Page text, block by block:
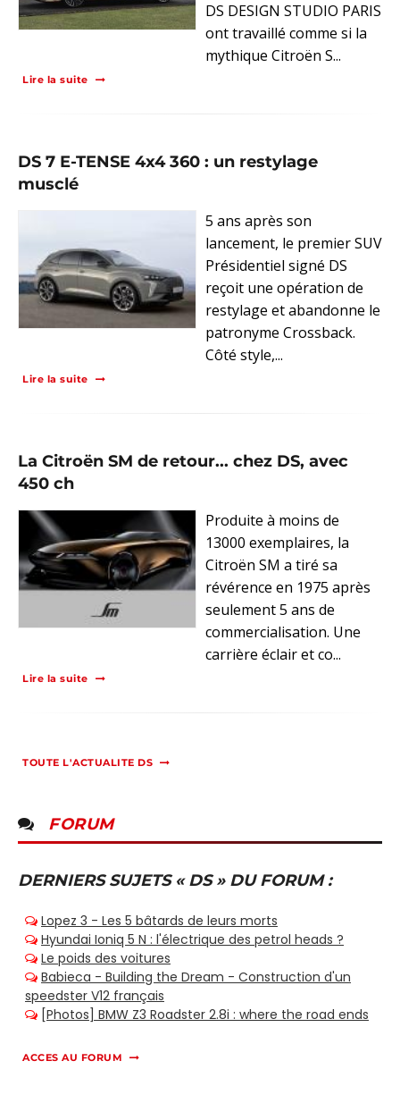
DS DESIGN STUDIO PARIS
ont travaillé comme si la
mythique Citroën S...
Lire la suite
DS 7 E-TENSE 4x4 360 : un restylage
musclé
5 ans après son
lancement, le premier SUV
Présidentiel signé DS
reçoit une opération de
restylage et abandonne le
patronyme Crossback.
Côté style,...
Lire la suite
La Citroën SM de retour... chez DS, avec
450 ch
Produite à moins de
13000 exemplaires, la
Citroën SM a tiré sa
révérence en 1975 après
seulement 5 ans de
commercialisation. Une
carrière éclair et co...
Lire la suite
TOUTE L'ACTUALITE DS
FORUM
DERNIERS SUJETS « DS » DU FORUM :
ACCES AU FORUM